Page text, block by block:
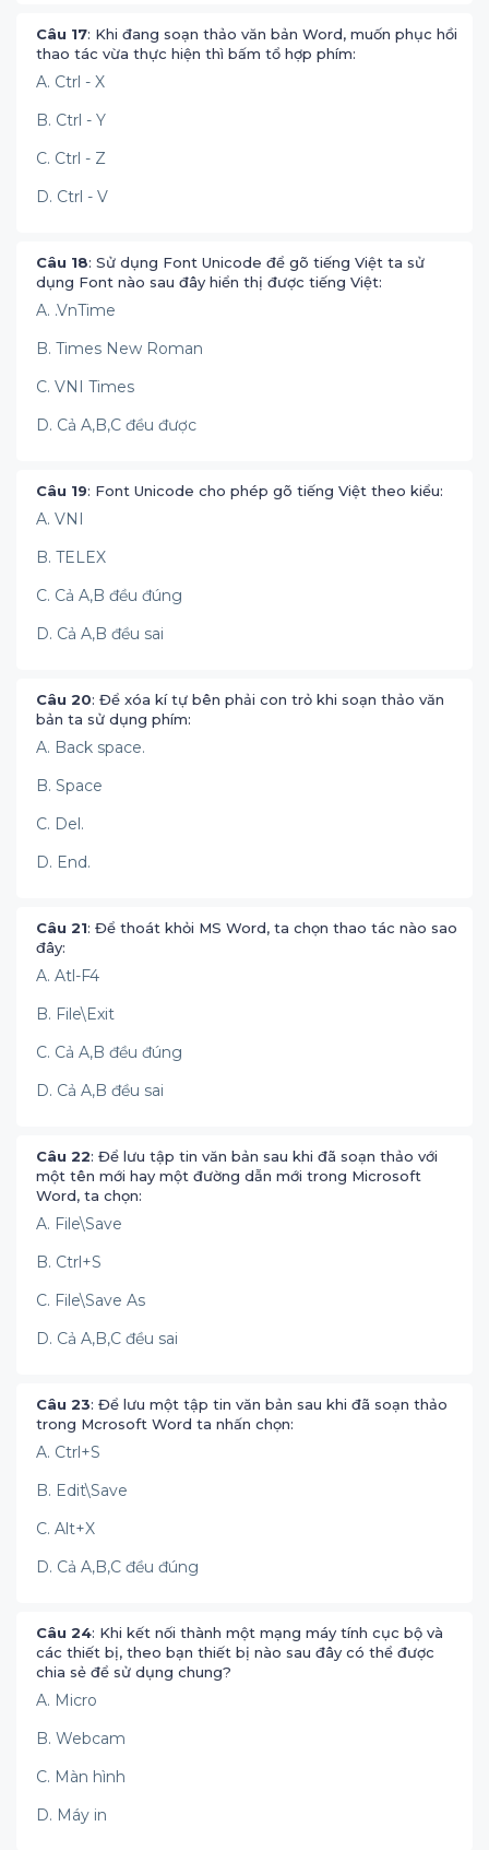
Câu 17: Khi đang soạn thảo văn bản Word, muốn phục hồi
thao tác vừa thực hiện thì bấm tổ hợp phím:
A. Ctrl - X
B. Ctrl - Y
C. Ctrl - Z
D. Ctrl - V
Câu 18: Sử dụng Font Unicode để gõ tiếng Việt ta sử
dụng Font nào sau đây hiển thị được tiếng Việt:
A. .VnTime
B. Times New Roman
C. VNI Times
D. Cả A,B,C đều được
Câu 19: Font Unicode cho phép gõ tiếng Việt theo kiểu:
A. VNI
B. TELEX
C. Cả A,B đều đúng
D. Cả A,B đều sai
Câu 20: Để xóa kí tự bên phải con trỏ khi soạn thảo văn
bản ta sử dụng phím:
A. Back space.
B. Space
C. Del.
D. End.
Câu 21: Để thoát khỏi MS Word, ta chọn thao tác nào sao
đây:
A. Atl-F4
B. File\Exit
C. Cả A,B đều đúng
D. Cả A,B đều sai
Câu 22: Để lưu tập tin văn bản sau khi đã soạn thảo với
một tên mới hay một đường dẫn mới trong Microsoft
Word, ta chọn:
A. File\Save
B. Ctrl+S
C. File\Save As
D. Cả A,B,C đều sai
Câu 23: Để lưu một tập tin văn bản sau khi đã soạn thảo
trong Mcrosoft Word ta nhấn chọn:
A. Ctrl+S
B. Edit\Save
C. Alt+X
D. Cả A,B,C đều đúng
Câu 24: Khi kết nối thành một mạng máy tính cục bộ và
các thiết bị, theo bạn thiết bị nào sau đây có thể được
chia sẻ để sử dụng chung?
A. Micro
B. Webcam
C. Màn hình
D. Máy in